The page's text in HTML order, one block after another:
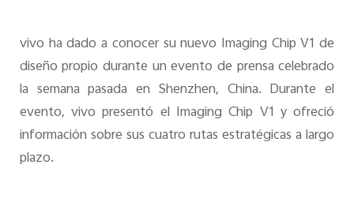
vivo ha dado a conocer su nuevo Imaging Chip V1 de
diseño propio durante un evento de prensa celebrado
la semana pasada en Shenzhen, China. Durante el
evento, vivo presentó el Imaging Chip V1 y ofreció
información sobre sus cuatro rutas estratégicas a largo
plazo.